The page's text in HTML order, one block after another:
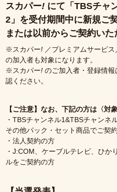
スカパー! にて「TBSチャ
2」を受付期間中に新規ご契
または以前からご契約いた
※スカパー! ／プレミアムサービ
の加入者も対象になります。
※スカパー! のご加入者・登録情報
認ください。
【ご注意】なお、下記の方は〈対
・TBSチャンネル1&TBSチャンネ
その他パック・セット商品でご契
・法人契約の方
・J:COM、ケーブルテレビ、ひか
ルをご契約の方